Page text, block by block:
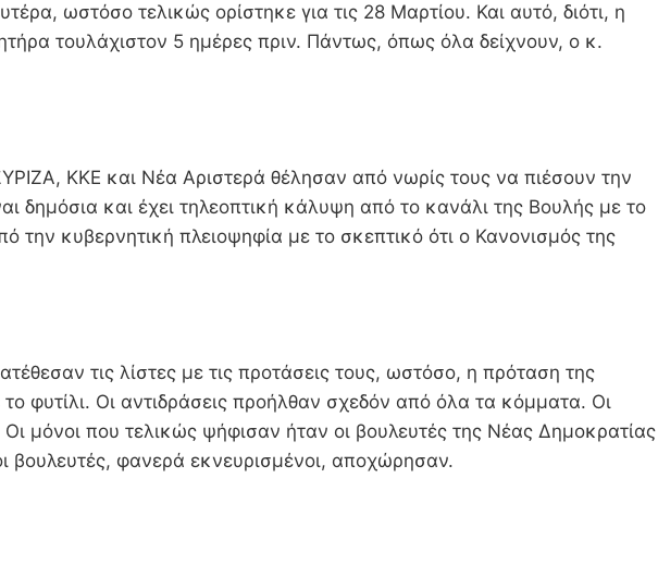
ωστόσο τελικώς ορίστηκε για τις 28 Μαρτίου. Και αυτό, διότι, η
τουλάχιστον 5 ημέρες πριν. Πάντως, όπως όλα δείχνουν, ο κ.
ΚΚΕ και Νέα Αριστερά θέλησαν από νωρίς τους να πιέσουν την
δημόσια και έχει τηλεοπτική κάλυψη από το κανάλι της Βουλής με το
κυβερνητική πλειοψηφία με το σκεπτικό ότι ο Κανονισμός της
τις λίστες με τις προτάσεις τους, ωστόσο, η πρόταση της
φυτίλι. Οι αντιδράσεις προήλθαν σχεδόν από όλα τα κόμματα. Οι
μόνοι που τελικώς ψήφισαν ήταν οι βουλευτές της Νέας Δημοκρατίας
βουλευτές, φανερά εκνευρισμένοι, αποχώρησαν.